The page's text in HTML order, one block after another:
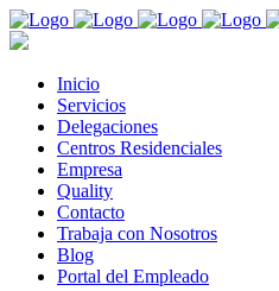
Inicio
Servicios
Delegaciones
Centros Residenciales
Empresa
Quality
Contacto
Trabaja con Nosotros
Blog
Portal del Empleado